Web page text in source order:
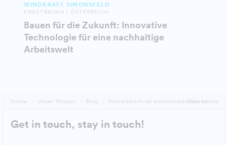
WINDKRAFT SIMONSFELD
ERNSTBRUNN | ÖSTERREICH
Bauen für die Zukunft: Innovative
Technologie für eine nachhaltige
Arbeitswelt
Home Unser Wissen Blog Schreibtisch ist emotionales Terrain
Back to top
Get in touch, stay in touch!